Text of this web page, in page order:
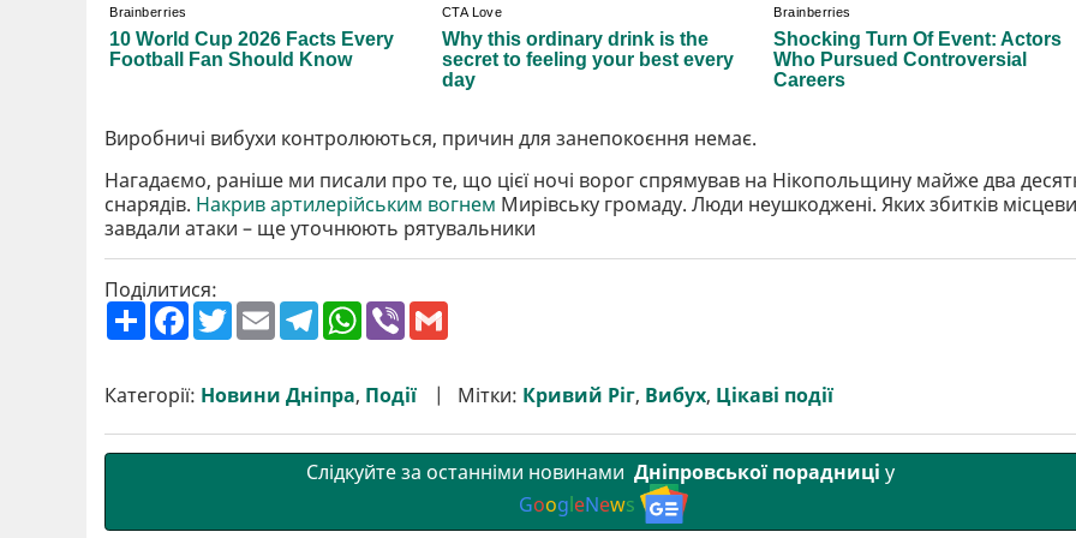
Виробничі вибухи контролюються, причин для занепокоєння немає.
Нагадаємо, раніше ми писали про те, що цієї ночі ворог спрямував на Нікопольщину майже два
снарядів. Накрив артилерійським вогнем Мирівську громаду. Люди неушкоджені. Яких збитків
завдали атаки – ще уточнюють рятувальники
Поділитися:
П
о
р
и
F
a
b
o
T
w
t
e
E
m
l
T
e
g
r
W
h
s
A
V
r
Категорії: Новини Дніпра, Події Мітки: Кривий Ріг, Вибух, Цікаві події
Слідкуйте за останніми новинами Дніпровської порадниці у
GoogleNews